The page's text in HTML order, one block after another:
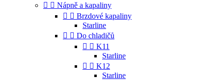
  Nápně a kapaliny
  Brzdové kapaliny
Starline
  Do chladičů
  K11
Starline
  K12
Starline